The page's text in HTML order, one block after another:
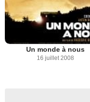
Un monde à nous
16 juillet 2008